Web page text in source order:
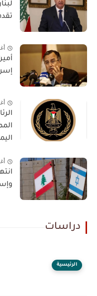
دراسات
الرئيسية